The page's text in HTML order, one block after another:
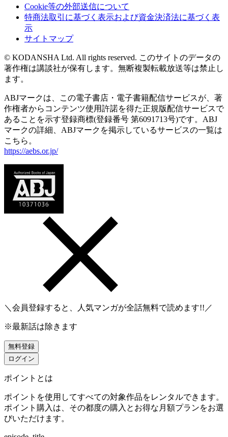
Cookie等の外部送信について
特商法取引に基づく表示および資金決済法に基づく表
示
サイトマップ
© KODANSHA Ltd. All rights reserved. このサイトのデータの
著作権は講談社が保有します。無断複製転載放送等は禁止し
ます。
ABJマークは、この電子書店・電子書籍配信サービスが、著
作権者からコンテンツ使用許諾を得た正規版配信サービスで
あることを示す登録商標(登録番号 第6091713号)です。ABJ
マークの詳細、ABJマークを掲示しているサービスの一覧は
こちら。
https://aebs.or.jp/
＼会員登録すると、人気マンガが全話無料で読めます!!／
※最新話は除きます
無料登録
ログイン
ポイントとは
ポイントを使用してすべての対象作品をレンタルできます。
ポイント購入は、その都度の購入とお得な月額プランをお選
びいただけます。